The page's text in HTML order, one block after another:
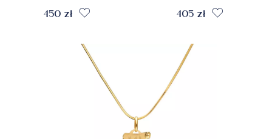
zapięciem, próba
450 zł
topazami,
kryształami i
cyrkoniami, próba
405 zł